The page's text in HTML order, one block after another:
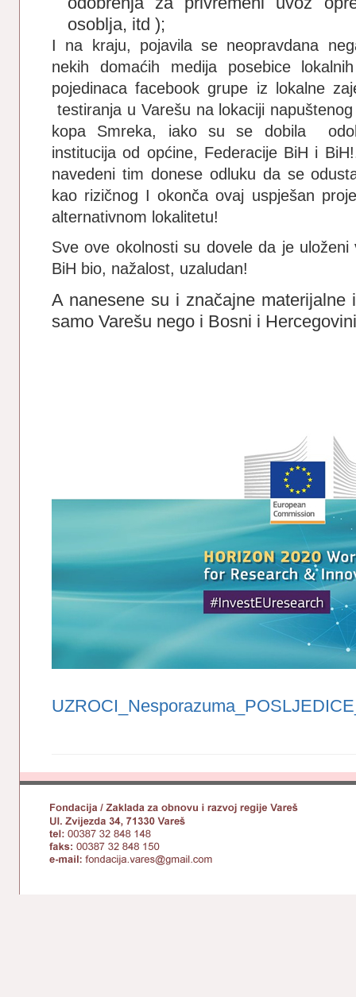
osoblja, itd );
I na kraju, pojavila se neopravdana
nekih domaćih medija posebice
pojedinaca facebook grupe iz lokalne
testiranja u Varešu na lokaciji
kopa Smreka, iako su se dobila
institucija od općine, Federacije BiH i
navedeni tim donese odluku da se
kao rizičnog I okonča ovaj uspješan
alternativnom lokalitetu!
Sve ove okolnosti su dovele da je
BiH bio, nažalost, uzaludan!
A nanesene su i značajne materijalne
samo Varešu nego i Bosni i